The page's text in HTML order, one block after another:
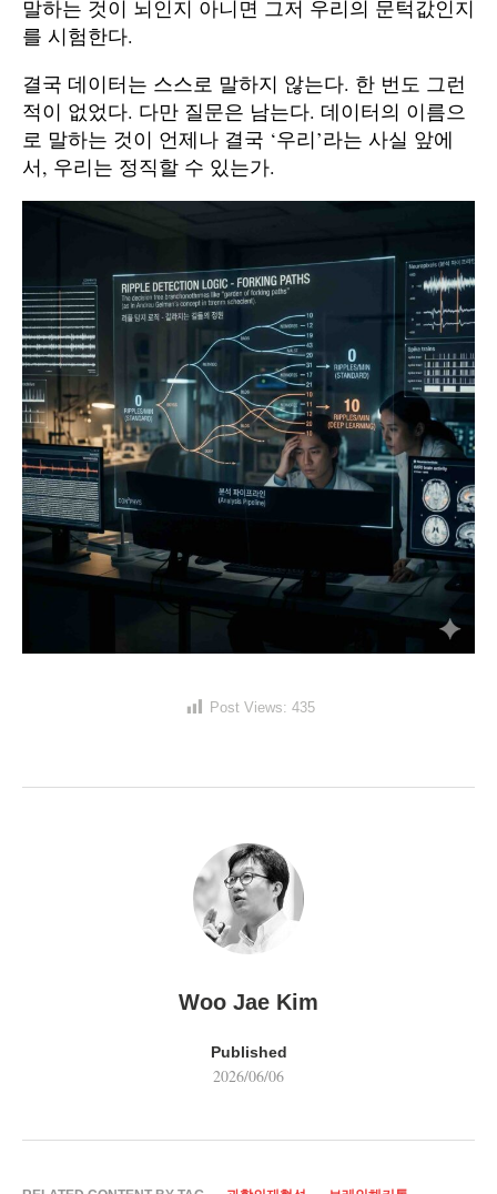
말하는 것이 뇌인지 아니면 그저 우리의 문턱값인지
를 시험한다.
결국 데이터는 스스로 말하지 않는다. 한 번도 그런
적이 없었다. 다만 질문은 남는다. 데이터의 이름으
로 말하는 것이 언제나 결국 ‘우리’라는 사실 앞에
서, 우리는 정직할 수 있는가.
Post Views: 435
Woo Jae Kim
Published
2026/06/06